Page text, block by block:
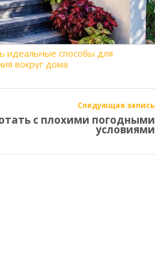
идеальные способы для
вокруг дома
Следующая запись
с плохими погодными
условиями